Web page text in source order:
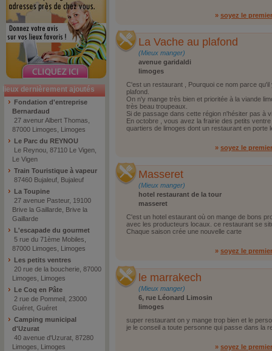
lieux dernièrement ajoutés
Fondation d'entreprise
Bernardaud
27 avenur Albert Thomas,
87000 Limoges, Limoges
Le Parc du REYNOU
Le Reynou, 87110 Le Vigen,
Le Vigen
Train Touristique à vapeur
87460 Bujaleuf, Bujaleuf
La Toupine
27 avenue Pasteur, 19100
Brive la Gaillarde, Brive la
Gaillarde
L'escapade du gourmet
5 rue du 71ème Mobiles,
87000 Limoges, Limoges
Les petits ventres
20 rue de la boucherie, 87000
Limoges, Limoges
Le Coq en Pâte
2 rue de Pommeil, 23000
Guéret, Guéret
Camping municipal
d'Uzurat
40 avenue d'Uzurat, 87280
Limoges, Limoges
» soyez le
La Vache au plafond
(Mieux manger)
avenue garidaldi
limoges
C'est un restaurant , Pourquoi ce nom parce
plafond.
On n'y mange très bien et prioritée à la viande
très beau troupeaux.
Si de passage dans cette région n'hésiter pas à
En octobre , vous avez la frairie des petits
quartiers de limoges dont un restaurant en porte
» soyez le
Masseret
(Mieux manger)
hotel restaurant de la tour
masseret
C'est un hotel estaurant où on mange de bons
avec les producteurs locaux. ce restaurant se
Chaque saison crée une nouvelle carte
» soyez le
le marrakech
(Mieux manger)
6, rue Léonard Limosin
limoges
super restaurant on y mange trop bien et le
je le conseil a toute personne qui passe dans la
» soyez le